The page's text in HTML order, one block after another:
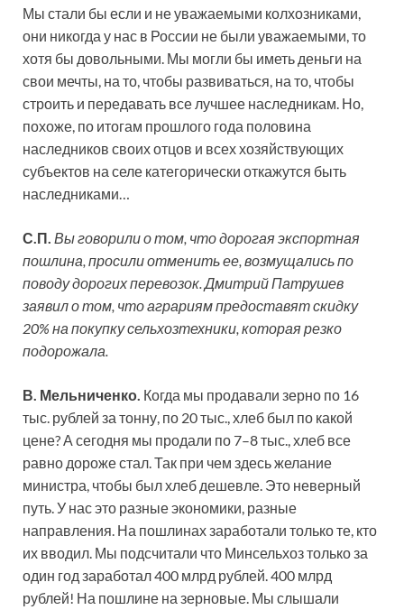
Мы стали бы если и не уважаемыми колхозниками,
они никогда у нас в России не были уважаемыми, то
хотя бы довольными. Мы могли бы иметь деньги на
свои мечты, на то, чтобы развиваться, на то, чтобы
строить и передавать все лучшее наследникам. Но,
похоже, по итогам прошлого года половина
наследников своих отцов и всех хозяйствующих
субъектов на селе категорически откажутся быть
наследниками…
С.П. Вы говорили о том, что дорогая экспортная
пошлина, просили отменить ее, возмущались по
поводу дорогих перевозок. Дмитрий Патрушев
заявил о том, что аграриям предоставят скидку
20% на покупку сельхозтехники, которая резко
подорожала.
В. Мельниченко. Когда мы продавали зерно по 16
тыс. рублей за тонну, по 20 тыс., хлеб был по какой
цене? А сегодня мы продали по 7–8 тыс., хлеб все
равно дороже стал. Так при чем здесь желание
министра, чтобы был хлеб дешевле. Это неверный
путь. У нас это разные экономики, разные
направления. На пошлинах заработали только те, кто
их вводил. Мы подсчитали что Минсельхоз только за
один год заработал 400 млрд рублей. 400 млрд
рублей! На пошлине на зерновые. Мы слышали